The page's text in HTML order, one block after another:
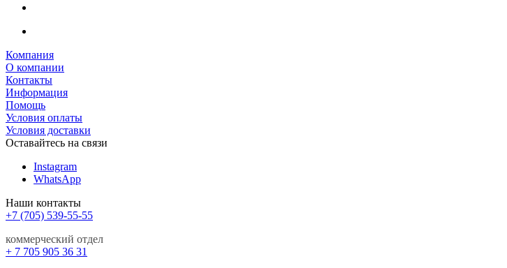
Компания
О компании
Контакты
Информация
Помощь
Условия оплаты
Условия доставки
Оставайтесь на связи
Instagram
WhatsApp
Наши контакты
+7 (705) 539-55-55
коммерческий отдел
+ 7 705 905 36 31